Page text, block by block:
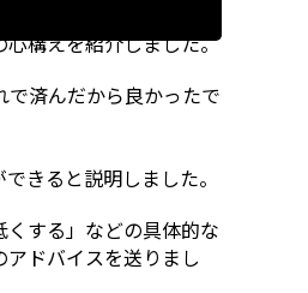
」と題して、スケボ
構えを紹介しました。
済んだから良かったで
きると説明しました。
する」などの具体的な
ドバイスを送りまし